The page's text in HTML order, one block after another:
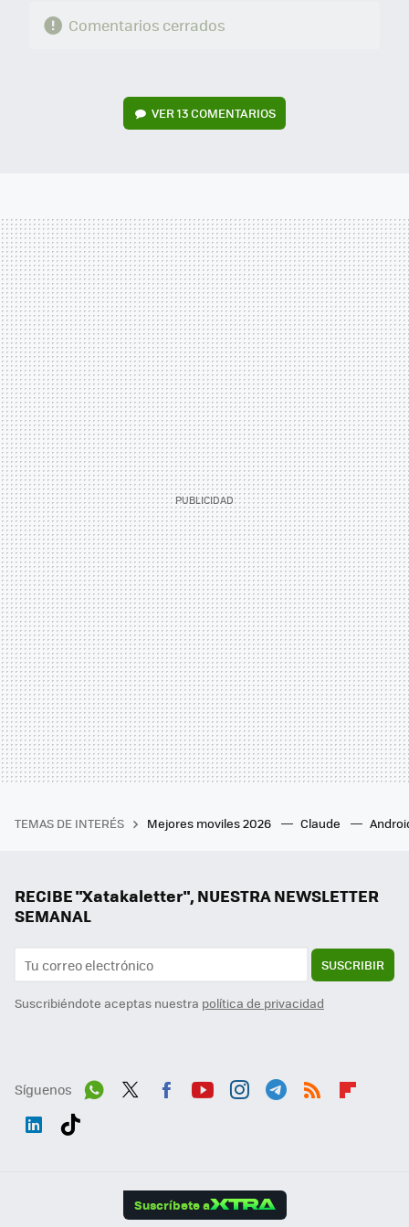
Comentarios cerrados
VER13 COMENTARIOS
TEMAS DE INTERÉS Mejores moviles 2026 Claude
RECIBE "Xatakaletter", NUESTRA NEWSLETTER
SEMANAL
SUSCRIBIR
Suscribiéndote aceptas nuestra política de privacidad
Síguenos
Suscríbete a